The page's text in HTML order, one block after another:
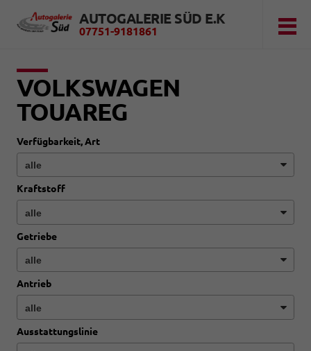
AUTOGALERIE SÜD E.K
07751-9181861
VOLKSWAGEN
TOUAREG
Verfügbarkeit, Art
Kraftstoff
Getriebe
Antrieb
Ausstattungslinie